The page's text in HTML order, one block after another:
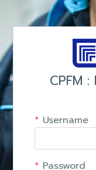
CPFM
* Username
* Password